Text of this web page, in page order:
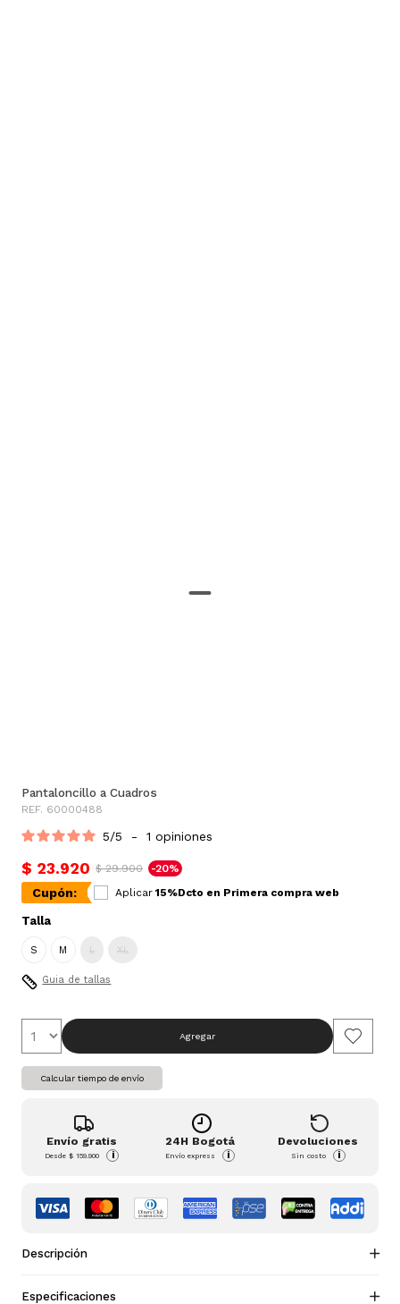
Pantaloncillo a Cuadros
REF. 60000488
5/5 - 1 opiniones
$ 23.920 $ 29.900 -20%
Cupón: Aplicar 15%Dcto en Primera compra web
Talla
S M L XL
Guia de tallas
Agregar
Calcular tiempo de envío
Envío gratis
Desde$ 159.900 i
24H Bogotá
Envío express i
Devoluciones
Sin costo i
Descripción
Especificaciones